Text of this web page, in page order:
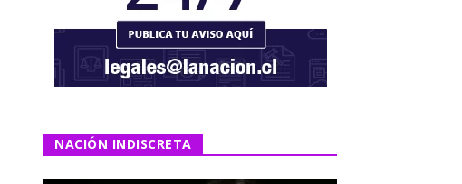
NACIÓN INDISCRETA